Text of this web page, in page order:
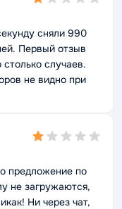
сняли 990
Первый отзыв
случаев.
не видно при
предложение по
не загружаются,
Ни через чат,